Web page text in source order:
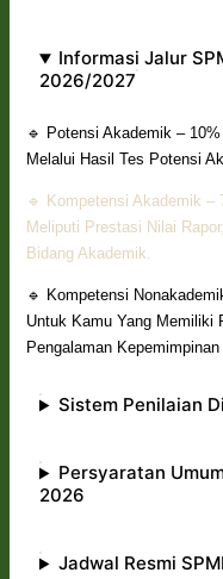
Informasi Jalur
2026/2027
🔹 Potensi Akademik – 10%
Melalui Hasil Tes Potensi
🔹 Kompetensi Akademik –
Meliputi Prestasi Nilai
Bidang Akademik.
🔹 Kompetensi
Untuk Kamu Yang Memiliki
Pengalaman Kepemimpinan
Sistem Penilaian
Persyaratan
2026
Jadwal Resmi